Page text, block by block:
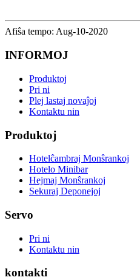
Afiŝa tempo: Aug-10-2020
INFORMOJ
Produktoj
Pri ni
Plej lastaj novaĵoj
Kontaktu nin
Produktoj
Hotelĉambraj Monŝrankoj
Hotelo Minibar
Hejmaj Monŝrankoj
Sekuraj Deponejoj
Servo
Pri ni
Kontaktu nin
kontakti